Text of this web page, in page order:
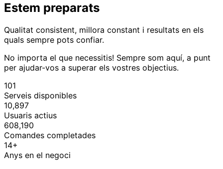
Estem preparats
Qualitat consistent, millora constant i resultats en els
quals sempre pots confiar.
No importa el que necessitis! Sempre som aquí, a punt
per ajudar-vos a superar els vostres objectius.
101
Serveis disponibles
10,897
Usuaris actius
608,190
Comandes completades
14+
Anys en el negoci